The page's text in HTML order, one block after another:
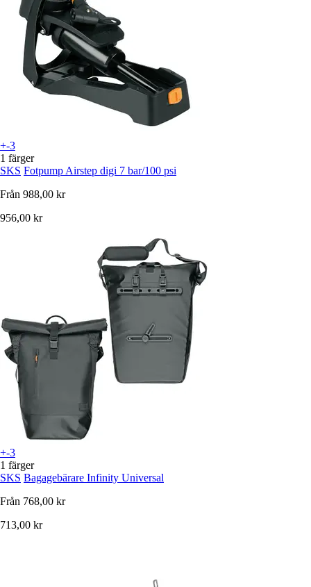
+-3
1 färger
SKS Fotpump Airstep digi 7 bar/100 psi
Från 988,00 kr
956,00 kr
+-3
1 färger
SKS Bagagebärare Infinity Universal
Från 768,00 kr
713,00 kr